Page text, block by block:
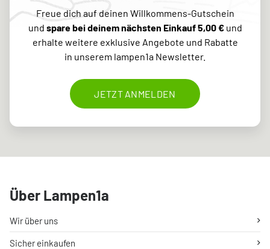
Freue dich auf deinen Willkommens-Gutschein
und spare bei deinem nächsten Einkauf 5,00 €und
erhalte weitere exklusive Angebote und Rabatte
in unserem lampen1a Newsletter.
JETZT ANMELDEN
Über Lampen1a
Wir über uns
Sicher einkaufen